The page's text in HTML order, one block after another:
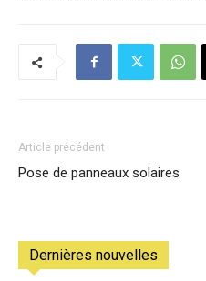
Genève
Article précédent
Pose de panneaux solaires
Dernières nouvelles